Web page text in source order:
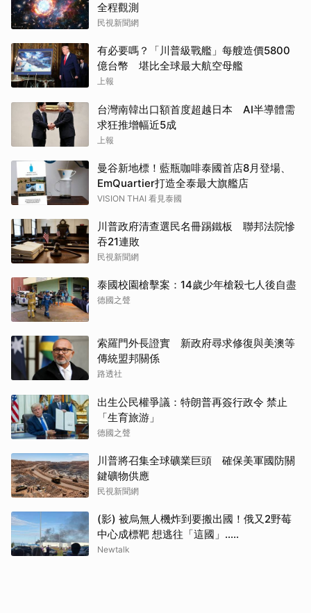
全程觀測
民視新聞網
有必要嗎？「川普級戰艦」每艘造價5800
億台幣 堪比全球最大航空母艦
上報
台灣南韓出口額首度超越日本 AI半導體需
求狂推增幅近5成
上報
曼谷新地標！藍瓶咖啡泰國首店8月登場、
EmQuartier打造全泰最大旗艦店
VISION THAI 看見泰國
川普政府清查選民名冊踢鐵板 聯邦法院慘
吞21連敗
民視新聞網
泰國校園槍擊案：14歲少年槍殺七人後自盡
德國之聲
索羅門外長證實 新政府尋求修復與美澳等
傳統盟邦關係
路透社
出生公民權爭議：特朗普再簽行政令 禁止
「生育旅游」
德國之聲
川普將召集全球礦業巨頭 確保美軍國防關
鍵礦物供應
民視新聞網
(影) 被烏無人機炸到要搬出國！俄又2野莓
中心成標靶 想逃往「這國」.....
Newtalk